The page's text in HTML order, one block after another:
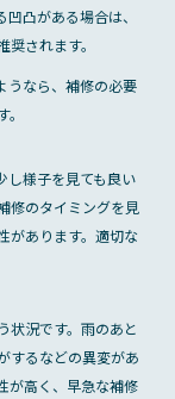
凸がある場合は、
されます。
うなら、補修の必要
し様子を見ても良い
修のタイミングを見
があります。適切な
状況です。雨のあと
するなどの異変があ
が高く、早急な補修